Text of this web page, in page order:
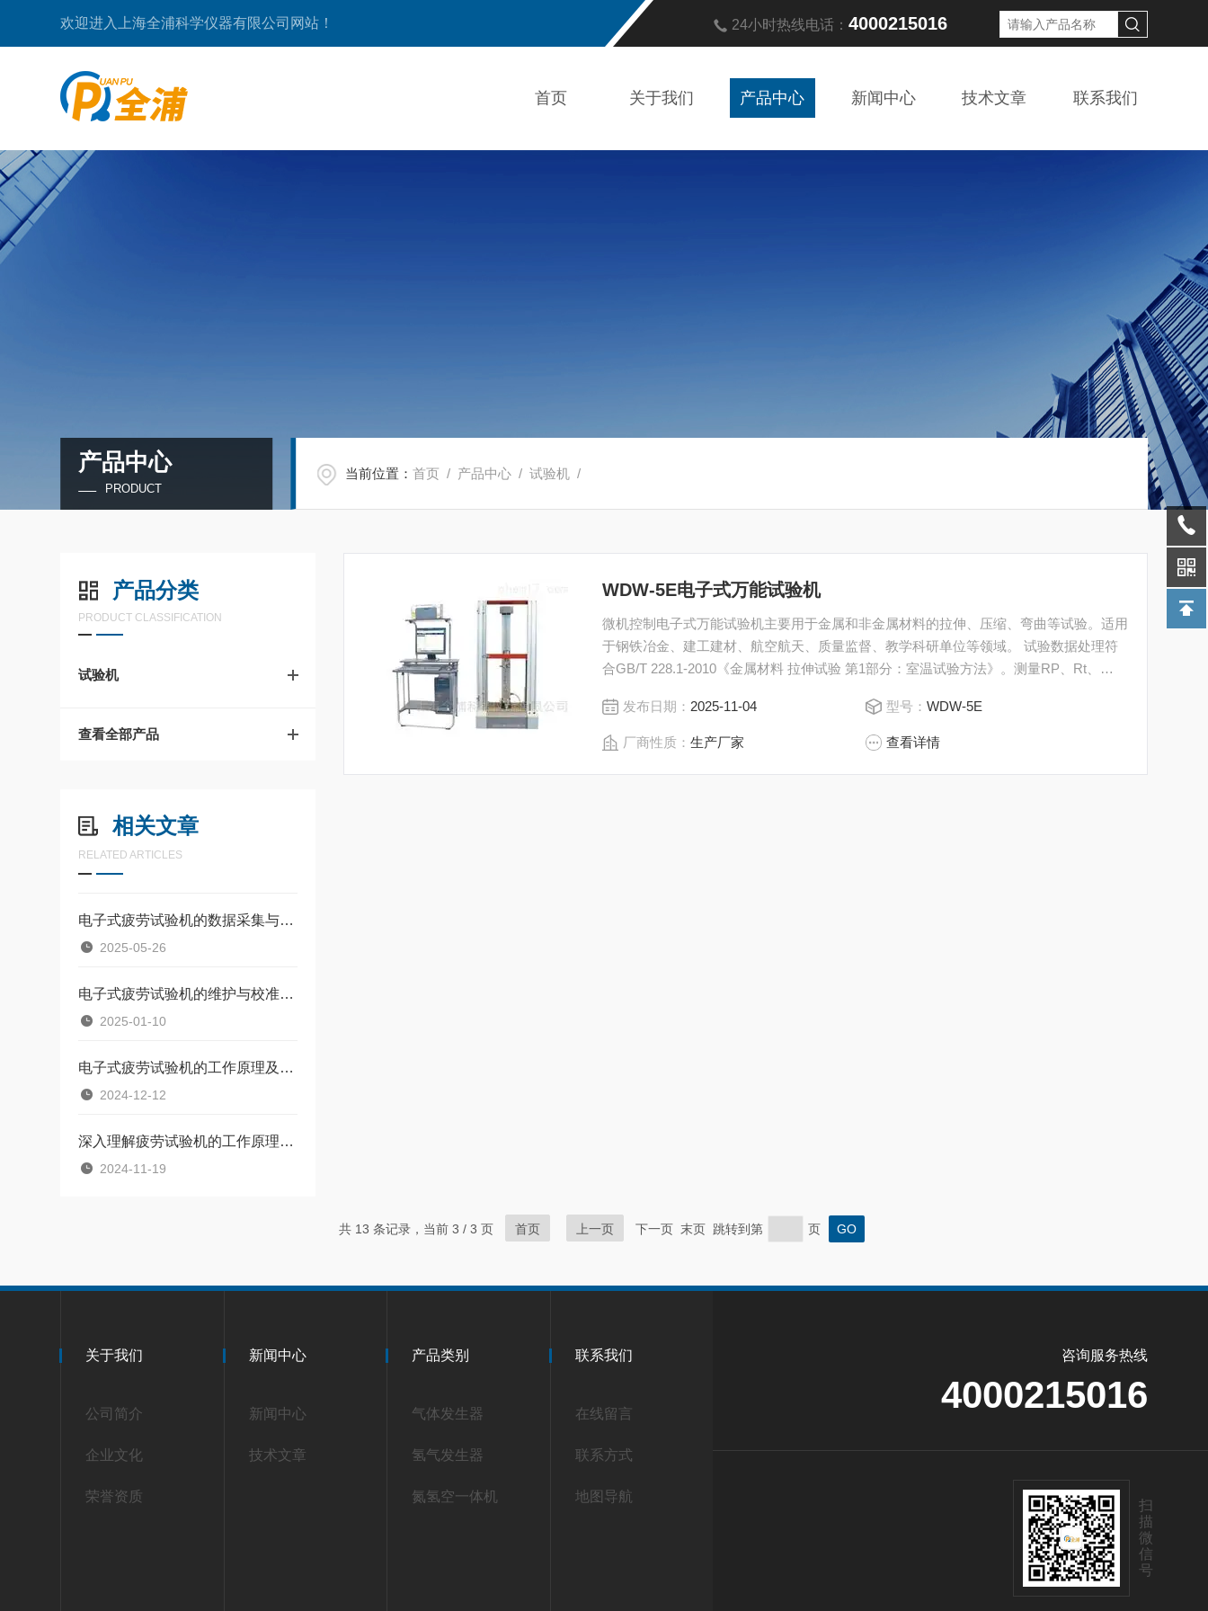
欢迎进入上海全浦科学仪器有限公司网站！ 24小时热线电话： 4000215016
首页 关于我们 产品中心 新闻中心 技术文章 联系我们
产品中心
PRODUCT
当前位置：首页 / 产品中心 /试验机 /
产品分类
PRODUCT CLASSIFICATION
试验机
查看全部产品
相关文章
RELATED ARTICLES
电子式疲劳试验机的数据采集与疲劳寿命预测
2025-05-26
电子式疲劳试验机的维护与校准技术
2025-01-10
电子式疲劳试验机的工作原理及构成
2024-12-12
深入理解疲劳试验机的工作原理与操作要点
2024-11-19
WDW-5E电子式万能试验机
微机控制电子式万能试验机主要用于金属和非金属材料的拉伸、压缩、弯曲等试验。适用
于钢铁冶金、建工建材、航空航天、质量监督、教学科研单位等领域。 试验数据处理符
合GB/T 228.1-2010《金属材料 拉伸试验 第1部分：室温试验方法》。测量RP、Rt、
发布日期： 2025-11-04 型号： WDW-5E
厂商性质：生产厂家 查看详情
共 13 条记录，当前 3 / 3 页 首页 上一页 下一页 末页 跳转到第 页
关于我们
公司简介
企业文化
荣誉资质
新闻中心
新闻中心
技术文章
产品类别
气体发生器
氢气发生器
氮氢空一体机
联系我们
在线留言
联系方式
地图导航
咨询服务热线
4000215016
扫
描
微
信
号